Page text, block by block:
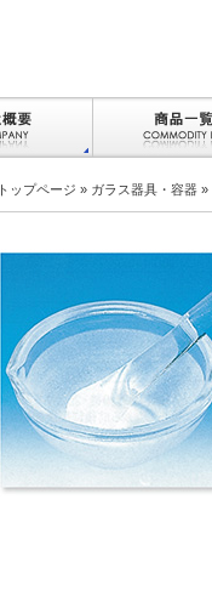
トップページ » ガラス器具・容器 »